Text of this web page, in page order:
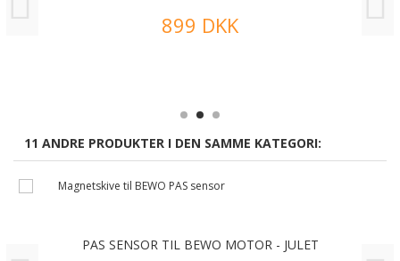
899 DKK
11 ANDRE PRODUKTER I DEN SAMME KATEGORI:
PAS SENSOR TIL BEWO MOTOR - JULET